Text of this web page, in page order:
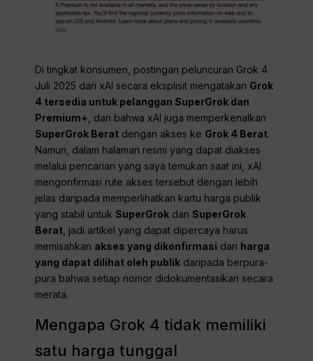
Di tingkat konsumen, postingan peluncuran Grok 4
Juli 2025 dari xAI secara eksplisit mengatakan Grok
4 tersedia untuk pelanggan SuperGrok dan
Premium+ , dan bahwa xAI juga memperkenalkan
SuperGrok Berat dengan akses ke Grok 4 Berat.
Namun, dalam halaman resmi yang dapat diakses
melalui pencarian yang saya temukan saat ini, xAI
mengonfirmasi rute akses tersebut dengan lebih
jelas daripada memperlihatkan kartu harga publik
yang stabil untuk SuperGrok dan SuperGrok
Berat , jadi artikel yang dapat dipercaya harus
memisahkan akses yang dikonfirmasi dari harga
yang dapat dilihat oleh publik daripada berpura-
pura bahwa setiap nomor didokumentasikan secara
merata.
Mengapa Grok 4 tidak memiliki
satu harga tunggal